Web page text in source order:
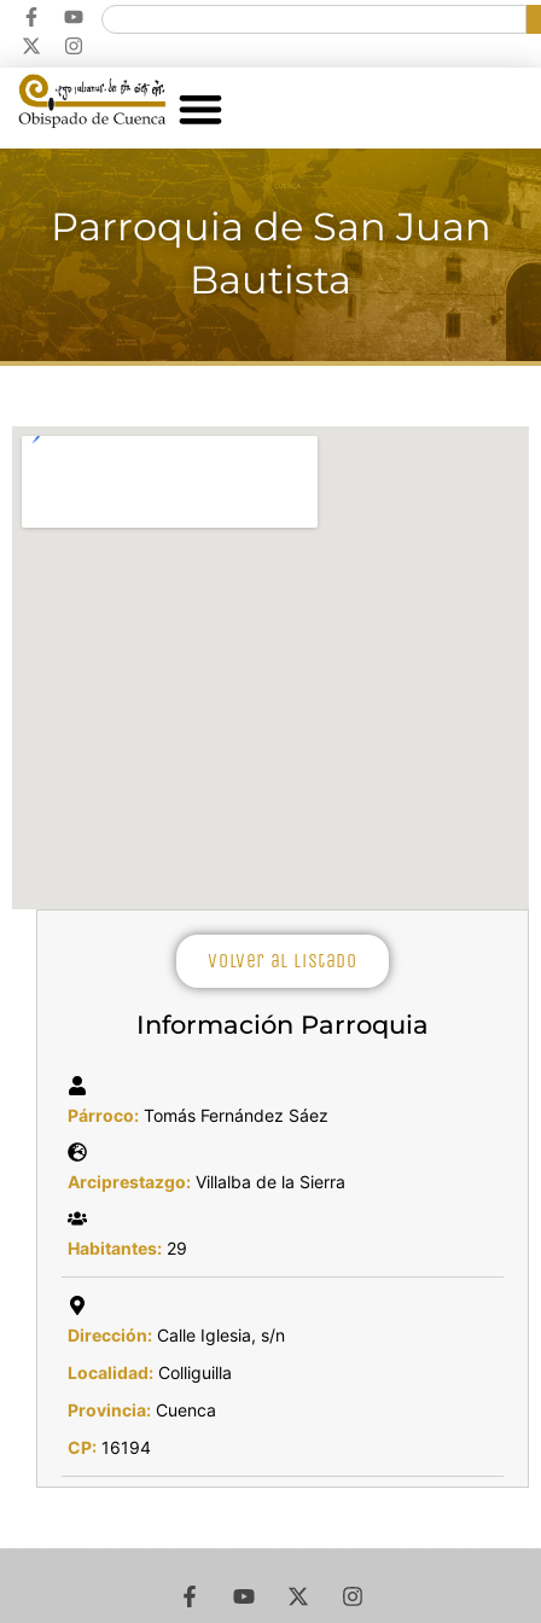
Parroquia de San Juan
Bautista
Volver al listado
Información Parroquia
Párroco: Tomás Fernández Sáez
Arciprestazgo: Villalba de la Sierra
Habitantes: 29
Dirección: Calle Iglesia, s/n
Localidad: Colliguilla
Provincia: Cuenca
CP: 16194